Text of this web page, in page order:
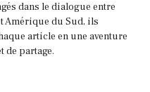
dans le dialogue entre
Amérique du Sud, ils
article en une aventure
de partage.